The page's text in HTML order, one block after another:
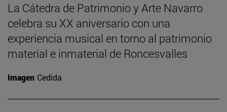
La Cátedra de Patrimonio y Arte Navarro
celebra su XX aniversario con una
experiencia musical en torno al patrimonio
material e inmaterial de Roncesvalles
Imagen Cedida